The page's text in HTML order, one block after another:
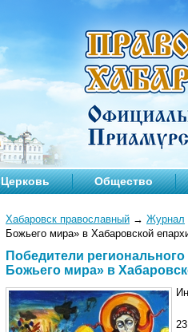
Церковь Общество
Хабаровск православный → Журнал
Божьего мира» в Хабаровской
Победители
Божьего мира» в